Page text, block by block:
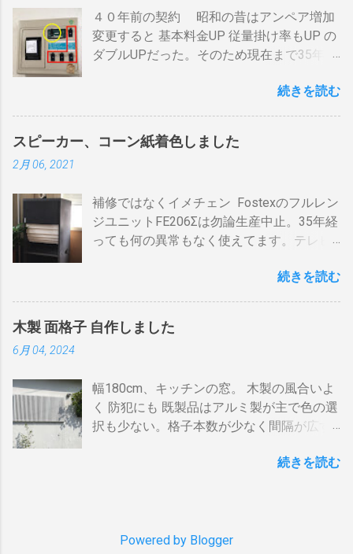
火傷や洋服の焦げにも注意が必要です。 2
重ドラムで通気性が殆ど無い とうこと。熱
し難く冷めにくいのが特徴。 ２．パンチン
早い話が「 回転式炙り焼き 」です。熱は素
通りで蓄熱は不可。ガスコンロの炎がその
まま反映します。中火で200gなら6分程度
勿論焦げます。放置すれば燃えます。風に
よる炎の揺れや、ドラムに風が入るとすぐ
温度が下がります。 メリット 火力に対する
反応が早い。（蓄熱はゼロ） 二重ドラムに
比べて短時間で焙煎できる チャフがドラム
の中に溜まらない デメリット ザルのように
素通し。熱気が溜まらない。 温度計は上昇
か下降か一定かの傾向判断としてなら使え
周囲に散らばる 豆の温度と通過する熱気の
温度はイコールではない。風が吹いたら火
力が変わる。豆の温度を測る手段がない。
回転数の安定が必要（困難）。これは一番
かし、右手でドラムを回し、左手でレーザ
るとアンテナ信号が弱まりアンテナ利得が
落ち、増幅器が必要になるでしょう。 壁の
アンテナ端子から「地上波」と「 BS 」に
波の接続（アンテナケーブル２本必要）※
１ 地上波のアンテナケーブルをBDR２の
「地上波アンテナ入力」端子へ接続 BDR２
の地上波の「テレビへ（出力）」端子と
（出力）」端子とテレビの「地上デジタ
ル」端子をアンテナケーブルで接続しま
す。 BSの接続（アンテナケーブル２本必
「BSアンテナ入力」端子へ接続 BDR２の
BSの「テレビへ（出力）」端子とBDR１の
「BSアンテナ入力」端子をアンテナケーブ
をアンテナケーブルで接続します。 ※１.
BDRを一台追加するだけなら、ケーブルも
２本追加でOKです。 HDMIケーブルの接続
（HDMIケーブル２本必要）※2 BDRの
「HDMI出力」端子とテレビの「HDMI入
力」端子を接続します。テレビのHDMI端子
テレビにHDMI端子が一つしかない場合 は
４０年前の契約 昭和の昔はアンペア増加
変更すると 基本料金UP 従量掛け率もUP の
ダブルUPだった。そのため現在まで35年
力のHPで容量シュミレーションで我が家の
気毛布２、エアコン、FFクリーンヒータ
ー・電気ストーブ、ドライヤー、照明15、
２・トースター、炊飯器・・・・。 を合計
してみると 「70アンペア必要」 と表示され
た。７０アンペアは高額になりそうで流石
ーカー、赤色が安全ブレーカー。安全ブレ
ーカーはすべて20Aとあります。 そこで一
工夫。まず、各安全ブレーカーを切ってみ
て、どのコンセントに繋がっているか確認
わない 一つの安全ブレーカーで２０
A（2kw）以上にならないように振り分けま
す。消費量の多い、電子レンジ、ドライヤ
レーカに振り分けて使うのです。非合理的
従量増しは ￥0 でいいと。月額330円のア
続きを読む
スピーカー、コーン紙着色しました
2月 06, 2021
補修ではなくイメチェン Fostexのフルレン
ジユニットFE206Σは勿論生産中止。35年経
っても何の異常もなく使えてます。テレビ
で使ってます。リタイヤしてからは音量を
た。 オーディオとして聞く時は保護のグリ
ルネットを外して聞きます。（外したほう
ージャーにはコーン紙の色が合わない。暗
い・・・。 そこでコーン紙を白くしたらど
うだろうと、 MacアプリのPixelmetor でシ
レベル補正で白にしてみると、イケそうな
たら、「 コーン紙着色塗材 」というものが
続きを読む
木製 面格子 自作しました
6月 04, 2024
幅180cm、キッチンの窓。 木製の風合いよ
く 防犯にも 既製品はアルミ製が主で色の選
択も少ない。格子本数が少なく間隔が広す
雪国では氷柱や落雪で変形しているのをよ
らず、西陽を和らげ、風情があります。 風
続きを読む
Powered by Blogger